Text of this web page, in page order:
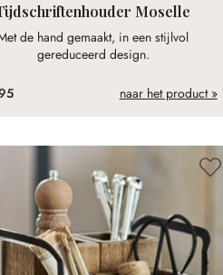
Moselle
de hand gemaakt, in een stijlvol
gereduceerd design.
naar het product »